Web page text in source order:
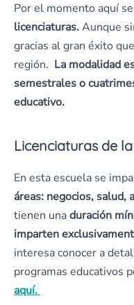
Por el momento aquí
licenciaturas.Aunque
gracias al gran éxito
región. La modalidad
semestrales o
educativo.
Licenciaturas de
En esta escuela se
áreas: negocios,
tienen unaduración
imparten
interesa conocer a
programas educativos
aquí.